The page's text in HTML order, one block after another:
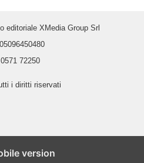
editoriale XMedia Group Srl
72250
i diritti riservati
version